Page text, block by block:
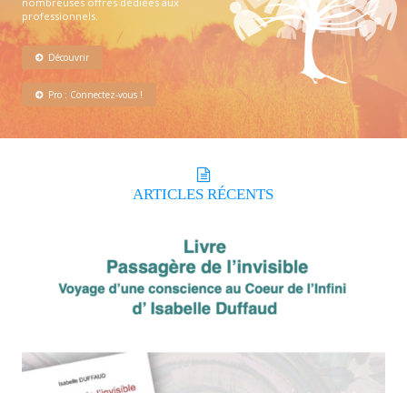
professionnels.
Découvrir
Pro : Connectez-vous !
ARTICLES RÉCENTS